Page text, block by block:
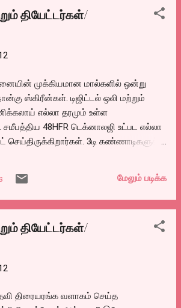
தியேட்டர்கள்/
முக்கியமான மால்களில் ஒன்று
ஸ்கிரீன்கள். டிஜிட்டல் ஒலி மற்றும்
எல்லா தரமும் உள்ள
48HFR டெக்னாலஜி உட்பட எல்லா
செய்திருக்கிறார்கள். 3டி கண்ணாடிகளுக்கு
மேலும் படிக்க
தியேட்டர்கள்/
திரையரங்க வளாகம் செய்த